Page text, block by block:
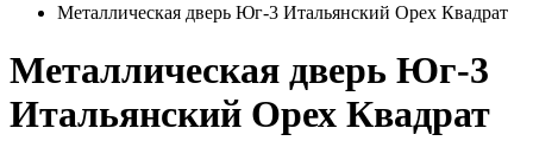
Металлическая дверь Юг-3 Итальянский Орех Квадрат
Металлическая дверь Юг-3
Итальянский Орех Квадрат